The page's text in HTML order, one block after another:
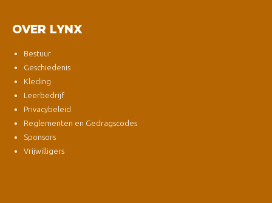
OVER LYNX
Bestuur
Geschiedenis
Kleding
Leerbedrijf
Privacybeleid
Reglementen en Gedragscodes
Sponsors
Vrijwilligers